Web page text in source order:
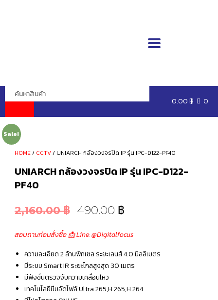
0.00฿ 0
Sale!
HOME/ CCTV/ UNIARCH กล้องวงจรปิด IP รุ่น IPC-D122-PF40
UNIARCH กล้องวงจรปิด IP รุ่น IPC-D122-
PF40
2,160.00฿ 490.00 ฿
สอบถามก่อนสั่งซื้อ 📩 Line: @Digitalfocus
ความละเอียด 2 ล้านพิกเซล ระยะเลนส์ 4.0 มิลลิเมตร
มีระบบ Smart IR ระยะไกลสูงสุด 30 เมตร
มีฟังชั่นตรวจจับความเคลื่อนไหว
เทคโนโลยีบีบอัดไฟล์ Ultra 265,H.265,H.264